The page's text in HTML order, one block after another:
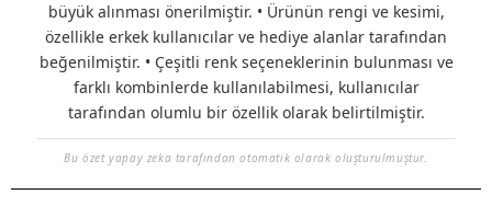
büyük alınması önerilmiştir. • Ürünün rengi ve kesimi,
özellikle erkek kullanıcılar ve hediye alanlar tarafından
beğenilmiştir. • Çeşitli renk seçeneklerinin bulunması ve
farklı kombinlerde kullanılabilmesi, kullanıcılar
tarafından olumlu bir özellik olarak belirtilmiştir.
Bu özet yapay zeka tarafından otomatik olarak oluşturulmuştur.